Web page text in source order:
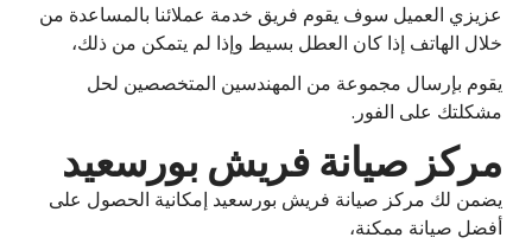
عزيزي العميل سوف يقوم فريق خدمة عملائنا بالمساعدة من
خلال الهاتف إذا كان العطل بسيط وإذا لم يتمكن من ذلك،
يقوم بإرسال مجموعة من المهندسين المتخصصين لحل
مشكلتك على الفور.
مركز صيانة فريش بورسعيد
يضمن لك مركز صيانة فريش بورسعيد إمكانية الحصول على
أفضل صيانة ممكنة،